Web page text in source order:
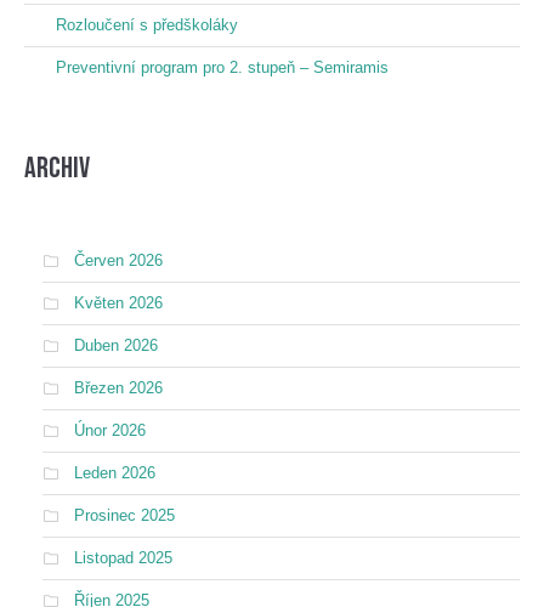
Rozloučení s předškoláky
Preventivní program pro 2. stupeň – Semiramis
Archiv
Červen 2026
Květen 2026
Duben 2026
Březen 2026
Únor 2026
Leden 2026
Prosinec 2025
Listopad 2025
Říjen 2025